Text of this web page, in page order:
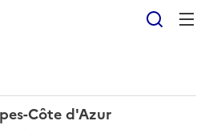
Côte d'Azur